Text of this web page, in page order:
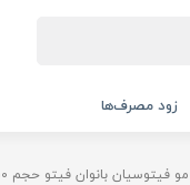
زود مصرف‌ها
بانوان فیتو حجم 250 میلی‌لیتر